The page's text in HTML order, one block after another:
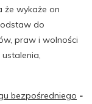
że wykaże on
do
praw i wolności
bezpośredniego -